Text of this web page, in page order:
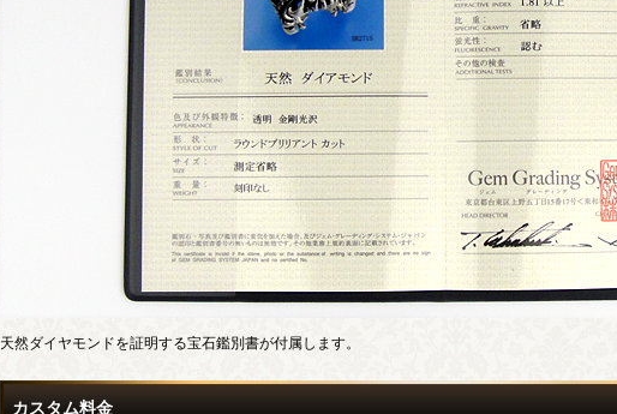
天然ダイヤモンドを証明する宝石鑑別書が付属します。
カスタム料金